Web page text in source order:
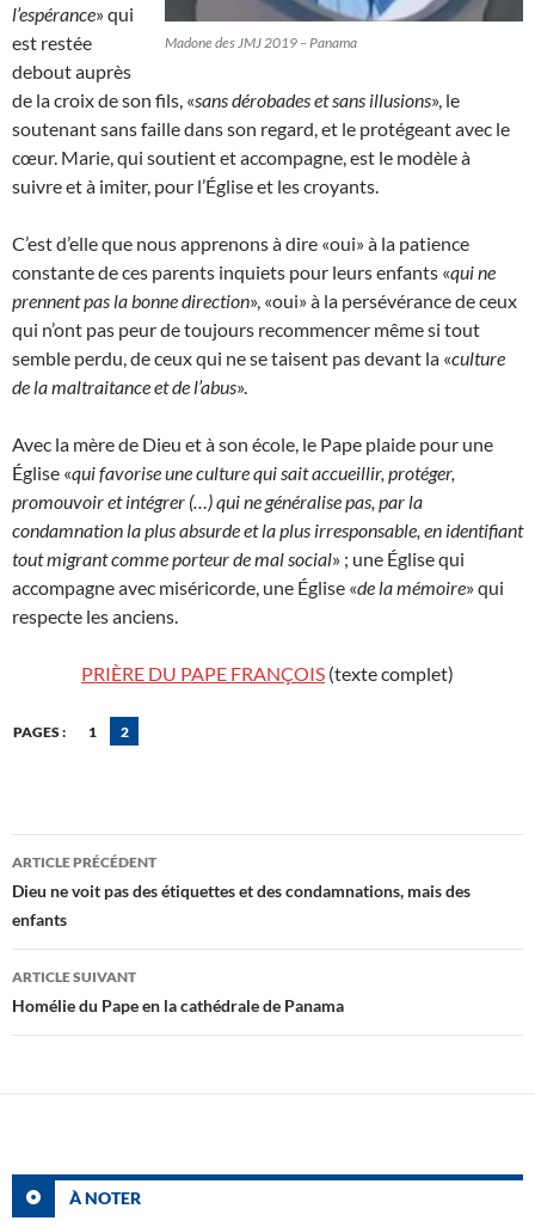
Madone des JMJ 2019 – Panama
l’espérance» qui
est restée
debout auprès
de la croix de son fils, «sans dérobades et sans illusions», le
soutenant sans faille dans son regard, et le protégeant avec le
cœur. Marie, qui soutient et accompagne, est le modèle à
suivre et à imiter, pour l’Église et les croyants.
C’est d’elle que nous apprenons à dire «oui» à la patience
constante de ces parents inquiets pour leurs enfants «qui ne
prennent pas la bonne direction», «oui» à la persévérance de ceux
qui n’ont pas peur de toujours recommencer même si tout
semble perdu, de ceux qui ne se taisent pas devant la «culture
de la maltraitance et de l’abus».
Avec la mère de Dieu et à son école, le Pape plaide pour une
Église «qui favorise une culture qui sait accueillir, protéger,
promouvoir et intégrer (…) qui ne généralise pas, par la
condamnation la plus absurde et la plus irresponsable, en identifiant
tout migrant comme porteur de mal social» ; une Église qui
accompagne avec miséricorde, une Église «de la mémoire» qui
respecte les anciens.
PRIÈRE DU PAPE FRANÇOIS (texte complet)
PAGES : 1 2
Navigation
des
articles
ARTICLE PRÉCÉDENT
Dieu ne voit pas des étiquettes et des condamnations, mais des
enfants
ARTICLE SUIVANT
Homélie du Pape en la cathédrale de Panama
À NOTER